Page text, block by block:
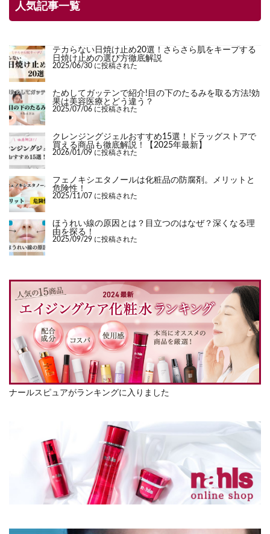
人気記事一覧
テカらない日焼け止め20選！さらさら肌をキープする
日焼け止めの選び方徹底解説
2025/06/30 に投稿された
ためしてガッテンで紹介!目の下のたるみを取る方法!効
果は美容医療とどう違う？
2025/07/06 に投稿された
クレンジングジェルおすすめ15選！ドラッグストアで
買える商品も徹底解説！【2025年最新】
2026/01/09 に投稿された
フェノキシエタノールは化粧品の防腐剤。メリットと
危険性！
2025/11/07 に投稿された
ほうれい線の原因とは？目立つのはなぜ？深くなる理
由を探る！
2025/09/29 に投稿された
ナールスピュアがランキングに入りました